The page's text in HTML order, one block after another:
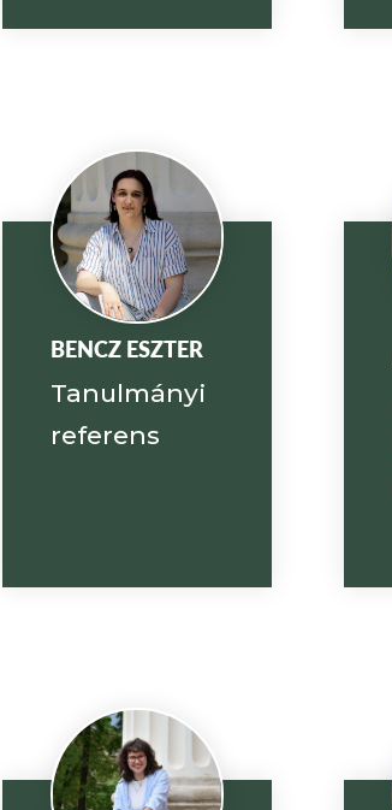
BENCZ ESZTER
Tanulmányi
referens